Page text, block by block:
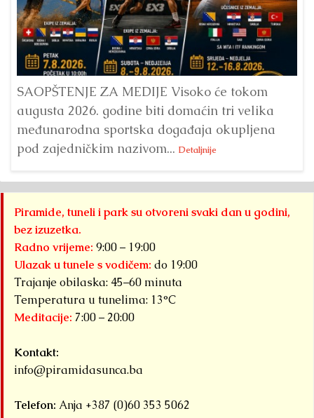
SAOPŠTENJE ZA MEDIJE Visoko će tokom
augusta 2026. godine biti domaćin tri velika
međunarodna sportska događaja okupljena
pod zajedničkim nazivom... Detaljnije
Piramide, tuneli i park su otvoreni svaki dan u godini,
bez izuzetka.
Radno vrijeme: 9:00 – 19:00
Ulazak u tunele s vodičem: do 19:00
Trajanje obilaska: 45–60 minuta
Temperatura u tunelima: 13°C
Meditacije: 7:00 – 20:00
Kontakt:
info@piramidasunca.ba
Telefon: Anja +387 (0)60 353 5062